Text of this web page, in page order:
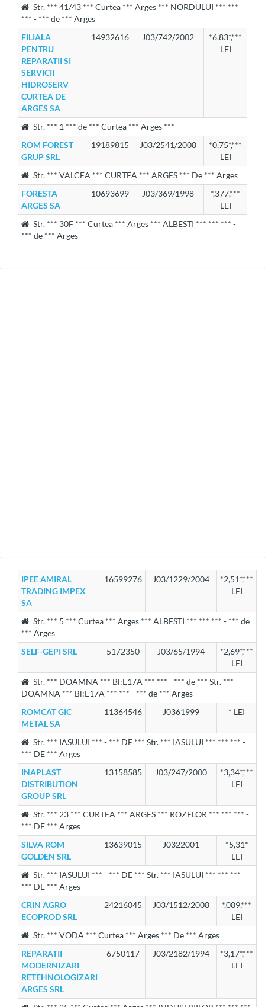
Str. *** 41/43 *** Curtea *** Arges *** NORDULUI *** ***
*** - *** de *** Arges
FILIALA
PENTRU
REPARATII SI
SERVICII
HIDROSERV
CURTEA DE
ARGES SA
14932616 J03/742/2002
*6,83*,***
LEI
Str. *** 1 *** de *** Curtea *** Arges ***
ROM FOREST
GRUP SRL
19189815 J03/2541/2008
*0,75*,***
LEI
Str. *** VALCEA *** CURTEA *** ARGES *** De *** Arges
FORESTA
ARGES SA
10693699 J03/369/1998
*,377,***
LEI
Str. *** 30F *** Curtea *** Arges *** ALBESTI *** *** *** -
*** de *** Arges
IPEE AMIRAL
TRADING IMPEX
SA
16599276 J03/1229/2004
*2,51*,***
LEI
Str. *** 5 *** Curtea *** Arges *** ALBESTI *** *** *** - *** de
*** Arges
SELF-GEPI SRL
5172350 J03/65/1994
*2,69*,***
LEI
Str. *** DOAMNA *** Bl:E17A *** *** - *** de *** Str. ***
DOAMNA *** Bl:E17A *** *** - *** de *** Arges
ROMCAT GIC
METAL SA
11364546 J0361999 * LEI
Str. *** IASULUI *** - *** DE *** Str. *** IASULUI *** *** *** -
*** DE *** Arges
INAPLAST
DISTRIBUTION
GROUP SRL
13158585 J03/247/2000
*3,34*,***
LEI
Str. *** 23 *** CURTEA *** ARGES *** ROZELOR *** *** *** -
*** DE *** Arges
SILVA ROM
GOLDEN SRL
13639015 J0322001
*5,31*
LEI
Str. *** IASULUI *** - *** DE *** Str. *** IASULUI *** *** *** -
*** DE *** Arges
CRIN AGRO
ECOPROD SRL
24216045 J03/1512/2008
*,089,***
LEI
Str. *** VODA *** Curtea *** Arges *** De *** Arges
REPARATII
MODERNIZARI
RETEHNOLOGIZARI
ARGES SRL
6750117 J03/2182/1994
*3,17*,***
LEI